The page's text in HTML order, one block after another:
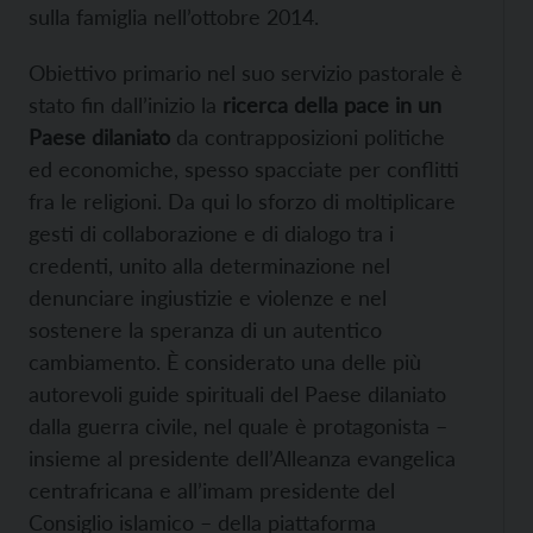
sulla famiglia nell’ottobre 2014.
Obiettivo primario nel suo servizio pastorale è
stato fin dall’inizio la ricerca della pace in un
Paese dilaniato da contrapposizioni politiche
ed economiche, spesso spacciate per conflitti
fra le religioni. Da qui lo sforzo di moltiplicare
gesti di collaborazione e di dialogo tra i
credenti, unito alla determinazione nel
denunciare ingiustizie e violenze e nel
sostenere la speranza di un autentico
cambiamento. È considerato una delle più
autorevoli guide spirituali del Paese dilaniato
dalla guerra civile, nel quale è protagonista –
insieme al presidente dell’Alleanza evangelica
centrafricana e all’imam presidente del
Consiglio islamico – della piattaforma